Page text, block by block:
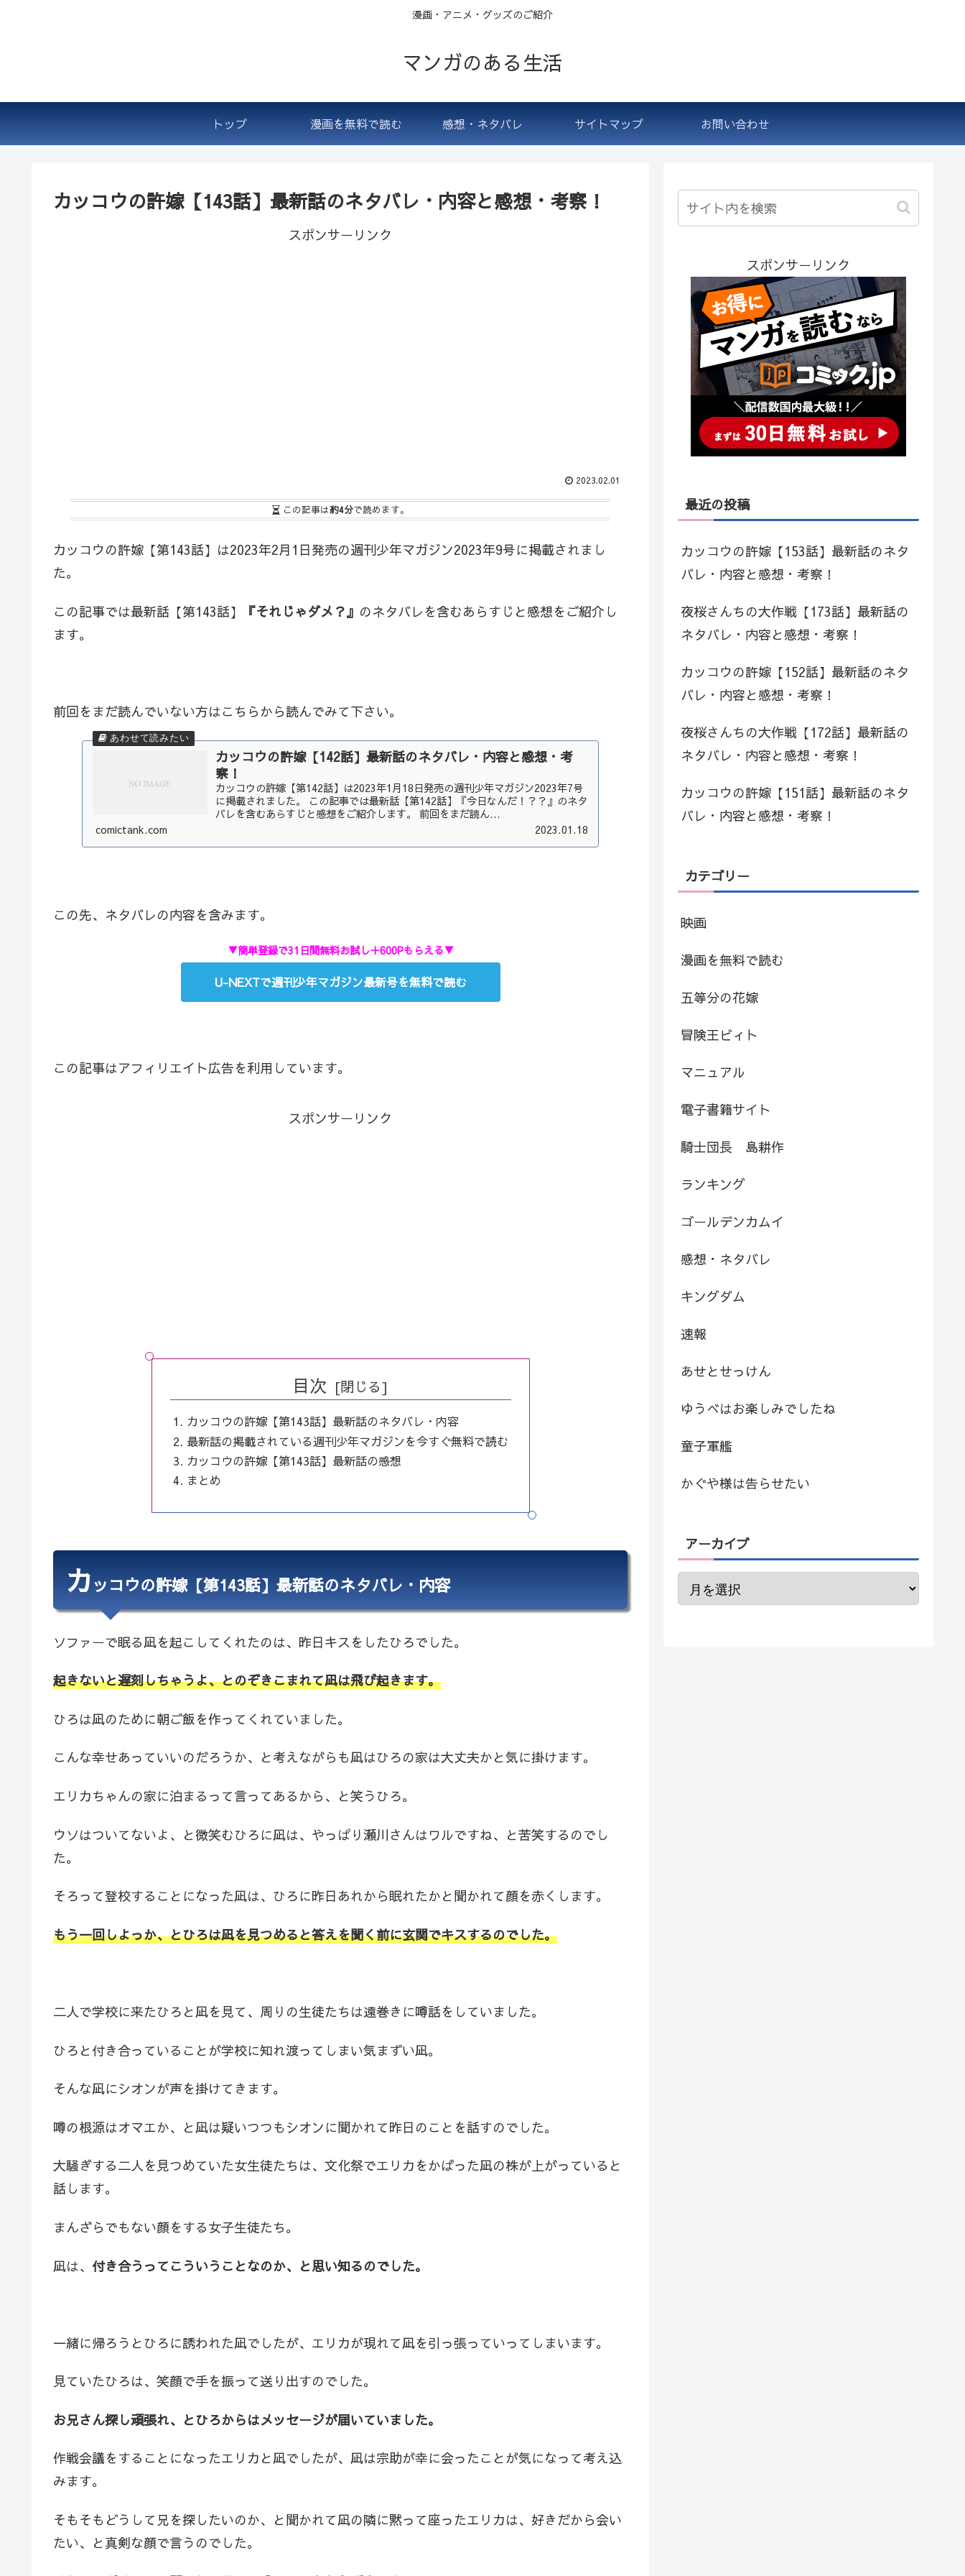
漫画・アニメ・グッズのご紹介
マンガのある生活
トップ 漫画を無料で読む 感想・ネタバレ サイトマップ お問い合わせ
カッコウの許嫁【143話】最新話のネタバレ・内容と感想・考察！
スポンサーリンク
2023.02.01
この記事は約4分で読めます。
カッコウの許嫁【第143話】は2023年2月1日発売の週刊少年マガジン2023年9号に掲載されまし
た。
この記事では最新話【第143話】 『それじゃダメ？』 のネタバレを含むあらすじと感想をご紹介し
ます。
前回をまだ読んでいない方はこちらから読んでみて下さい。
カッコウの許嫁【142話】最新話のネタバレ・内容と感想・考
察！
カッコウの許嫁【第142話】は2023年1月18日発売の週刊少年マガジン2023年7号
に掲載されました。 この記事では最新話【第142話】『今日なんだ！？？』のネタ
バレを含むあらすじと感想をご紹介します。 前回をまだ読ん...
comictank.com
2023.01.18
この先、ネタバレの内容を含みます。
▼簡単登録で31日間無料お試し＋600Pもらえる▼
U-NEXTで週刊少年マガジン最新号を無料で読む
この記事はアフィリエイト広告を利用しています。
スポンサーリンク
目次
カッコウの許嫁【第143話】最新話のネタバレ・内容
最新話の掲載されている週刊少年マガジンを今すぐ無料で読む
カッコウの許嫁【第143話】最新話の感想
まとめ
カッコウの許嫁【第143話】最新話のネタバレ・内容
ソファーで眠る凪を起こしてくれたのは、昨日キスをしたひろでした。
起きないと遅刻しちゃうよ、とのぞきこまれて凪は飛び起きます。
ひろは凪のために朝ご飯を作ってくれていました。
こんな幸せあっていいのだろうか、と考えながらも凪はひろの家は大丈夫かと気に掛けます。
エリカちゃんの家に泊まるって言ってあるから、と笑うひろ。
ウソはついてないよ、と微笑むひろに凪は、やっぱり瀬川さんはワルですね、と苦笑するのでし
た。
そろって登校することになった凪は、ひろに昨日あれから眠れたかと聞かれて顔を赤くします。
もう一回しよっか、とひろは凪を見つめると答えを聞く前に玄関でキスするのでした。
二人で学校に来たひろと凪を見て、周りの生徒たちは遠巻きに噂話をしていました。
ひろと付き合っていることが学校に知れ渡ってしまい気まずい凪。
そんな凪にシオンが声を掛けてきます。
噂の根源はオマエか、と凪は疑いつつもシオンに聞かれて昨日のことを話すのでした。
大騒ぎする二人を見つめていた女生徒たちは、文化祭でエリカをかばった凪の株が上がっていると
話します。
まんざらでもない顔をする女子生徒たち。
凪は、 付き合うってこういうことなのか、と思い知るのでした。
一緒に帰ろうとひろに誘われた凪でしたが、エリカが現れて凪を引っ張っていってしまいます。
見ていたひろは、笑顔で手を振って送り出すのでした。
お兄さん探し頑張れ、とひろからはメッセージが届いていました。
作戦会議をすることになったエリカと凪でしたが、凪は宗助が幸に会ったことが気になって考え込
みます。
そもそもどうして兄を探したいのか、と聞かれて凪の隣に黙って座ったエリカは、好きだから会い
たい、と真剣な顔で言うのでした。
スポンサーリンク
最近の投稿
カッコウの許嫁【153話】最新話のネタ
バレ・内容と感想・考察！
夜桜さんちの大作戦【173話】最新話の
ネタバレ・内容と感想・考察！
カッコウの許嫁【152話】最新話のネタ
バレ・内容と感想・考察！
夜桜さんちの大作戦【172話】最新話の
ネタバレ・内容と感想・考察！
カッコウの許嫁【151話】最新話のネタ
バレ・内容と感想・考察！
カテゴリー
映画
漫画を無料で読む
五等分の花嫁
冒険王ビィト
マニュアル
電子書籍サイト
騎士団長 島耕作
ランキング
ゴールデンカムイ
感想・ネタバレ
キングダム
速報
あせとせっけん
ゆうべはお楽しみでしたね
童子軍艦
かぐや様は告らせたい
アーカイブ